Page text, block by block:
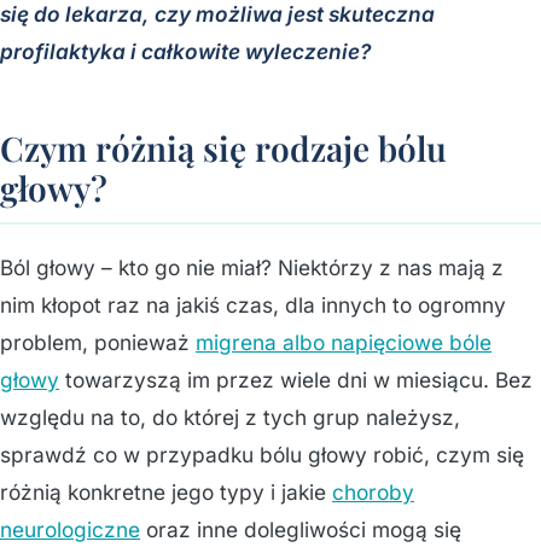
się do lekarza, czy możliwa jest skuteczna
profilaktyka i całkowite wyleczenie?
Czym różnią się rodzaje bólu
głowy?
Ból głowy – kto go nie miał? Niektórzy z nas mają z
nim kłopot raz na jakiś czas, dla innych to ogromny
problem, ponieważ migrena albo napięciowe bóle
głowy towarzyszą im przez wiele dni w miesiącu. Bez
względu na to, do której z tych grup należysz,
sprawdź co w przypadku bólu głowy robić, czym się
różnią konkretne jego typy i jakie choroby
neurologiczne oraz inne dolegliwości mogą się